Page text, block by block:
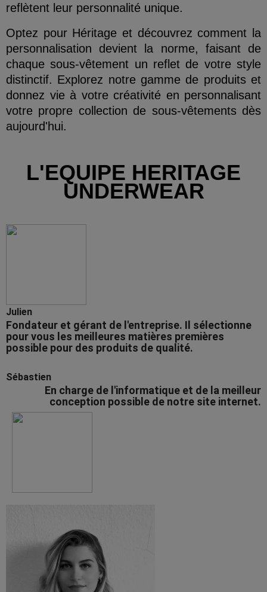
reflètent leur personnalité unique.
Optez pour Héritage et découvrez comment la
personnalisation devient la norme, faisant de
chaque sous-vêtement un reflet de votre style
distinctif. Explorez notre gamme de produits et
donnez vie à votre créativité en personnalisant
votre propre collection de sous-vêtements dès
aujourd'hui.
L'EQUIPE HERITAGE
UNDERWEAR
Julien
Fondateur et gérant de l'entreprise. Il sélectionne
pour vous les meilleures matières premières
possible pour des produits de qualité.
Sébastien
En charge de l'informatique et de la meilleur
conception possible de notre site internet.